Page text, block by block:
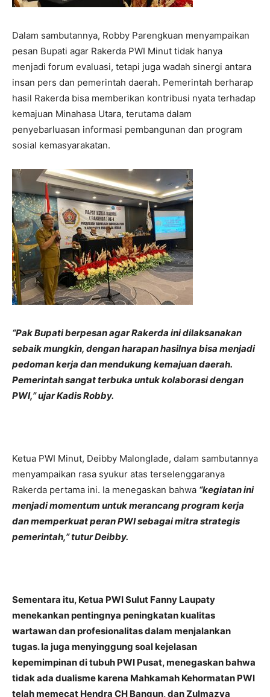
Dalam sambutannya, Robby Parengkuan menyampaikan
pesan Bupati agar Rakerda PWI Minut tidak hanya
menjadi forum evaluasi, tetapi juga wadah sinergi antara
insan pers dan pemerintah daerah. Pemerintah berharap
hasil Rakerda bisa memberikan kontribusi nyata terhadap
kemajuan Minahasa Utara, terutama dalam
penyebarluasan informasi pembangunan dan program
sosial kemasyarakatan.
“Pak Bupati berpesan agar Rakerda ini dilaksanakan
sebaik mungkin, dengan harapan hasilnya bisa menjadi
pedoman kerja dan mendukung kemajuan daerah.
Pemerintah sangat terbuka untuk kolaborasi dengan
PWI,” ujar Kadis Robby.
Ketua PWI Minut, Deibby Malonglade, dalam sambutannya
menyampaikan rasa syukur atas terselenggaranya
Rakerda pertama ini. Ia menegaskan bahwa “kegiatan ini
menjadi momentum untuk merancang program kerja
dan memperkuat peran PWI sebagai mitra strategis
pemerintah,” tutur Deibby.
Sementara itu, Ketua PWI Sulut Fanny Laupaty
menekankan pentingnya peningkatan kualitas
wartawan dan profesionalitas dalam menjalankan
tugas. Ia juga menyinggung soal kejelasan
kepemimpinan di tubuh PWI Pusat, menegaskan bahwa
tidak ada dualisme karena Mahkamah Kehormatan PWI
telah memecat Hendra CH Bangun, dan Zulmazya